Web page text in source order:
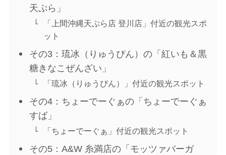
天ぷら」
「上間沖縄天ぷら店 登川店」付近の観光スポ
ット
その3：琉冰（りゅうぴん）の「紅いも＆黒
糖きなこぜんざい」
「琉冰（りゅうぴん）」付近の観光スポット
その4：ちょーでーぐぁの「ちょーでーぐぁ
すば」
「ちょーでーぐぁ」付近の観光スポット
その5：A&W 糸満店の「モッツァバーガ